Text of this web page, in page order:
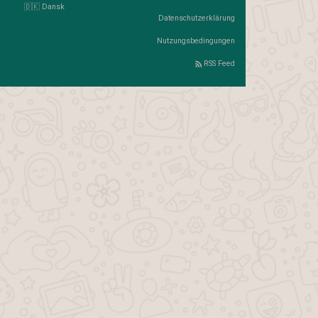
🇩🇰 Dansk
Datenschutzerklärung
Nutzungsbedingungen
RSS Feed